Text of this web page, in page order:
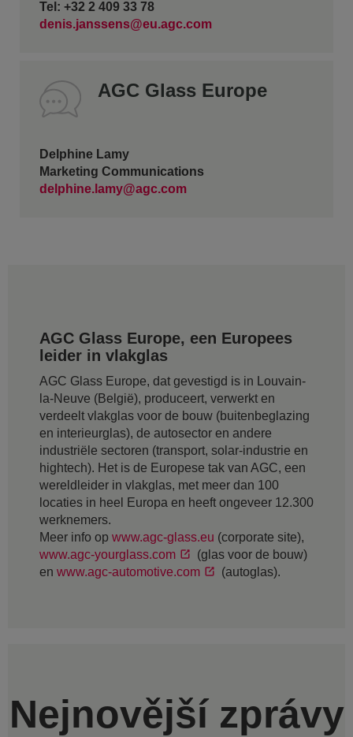
Tel: +32 2 409 33 78
denis.janssens@eu.agc.com
AGC Glass Europe
Delphine Lamy
Marketing Communications
delphine.lamy@agc.com
AGC Glass Europe, een Europees
leider in vlakglas
AGC Glass Europe, dat gevestigd is in Louvain-
la-Neuve (België), produceert, verwerkt en
verdeelt vlakglas voor de bouw (buitenbeglazing
en interieurglas), de autosector en andere
industriële sectoren (transport, solar-industrie en
hightech). Het is de Europese tak van AGC, een
wereldleider in vlakglas, met meer dan 100
locaties in heel Europa en heeft ongeveer 12.300
werknemers.
Meer info op www.agc-glass.eu (corporate site),
www.agc-yourglass.com
(glas voor de bouw)
en www.agc-automotive.com (autoglas).
Nejnovější zprávy